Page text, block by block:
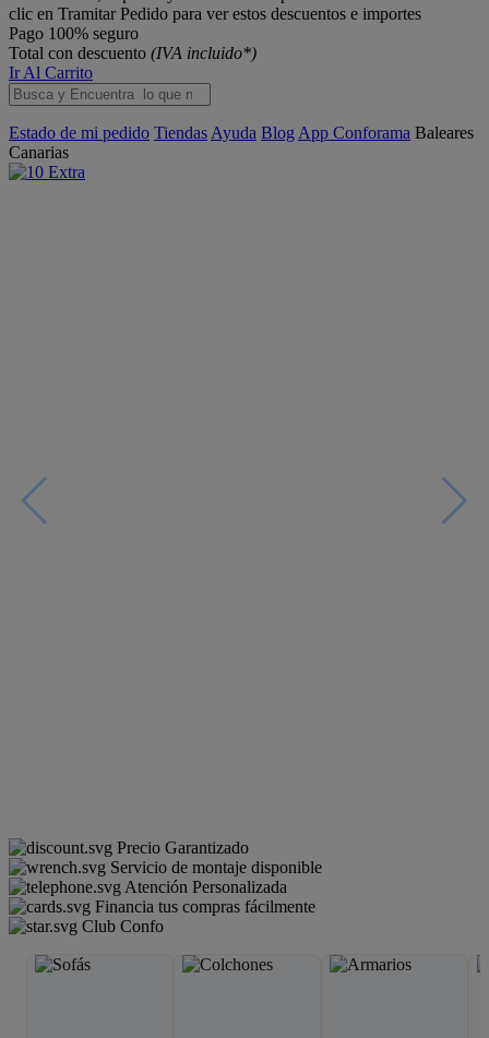
clic en Tramitar Pedido para ver estos descuentos e importes
Pago 100% seguro
Total con descuento (IVA incluido*)
Ir Al Carrito
Estado de mi pedido Tiendas Ayuda Blog App Conforama Baleares
Canarias
Precio Garantizado
Servicio de montaje disponible
Atención Personalizada
Financia tus compras fácilmente
Club Confo